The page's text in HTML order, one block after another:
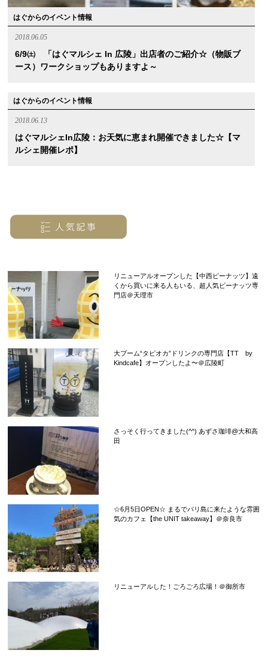
はぐからのイベント情報
2018.06.05
6/9㈯ 「はぐマルシェ In 広陵」出店者のご紹介☆（物販ブ
ース）ワークショップもありますよ～
はぐからのイベント情報
2018.06.13
はぐマルシェin広陵：お天気に恵まれ開催できました☆【マ
ルシェ開催レポ】
リニューアルオープンした【中西ピーナッツ】遠
くから買いに来る人もいる、超人気ピーナッツ専
門店＠天理市
大ブーム“タピオカ”ドリンクの専門店【TT by
Kindcafe】オープンしたよ〜＠広陵町
さっそく行ってきました(^^) あずさ珈琲@大和高
田
☆6月5日OPEN☆ まるでバリ島に来たような雰囲
気のカフェ【the UNIT takeaway】＠奈良市
リニューアルした！ごろごろ広場！＠御所市